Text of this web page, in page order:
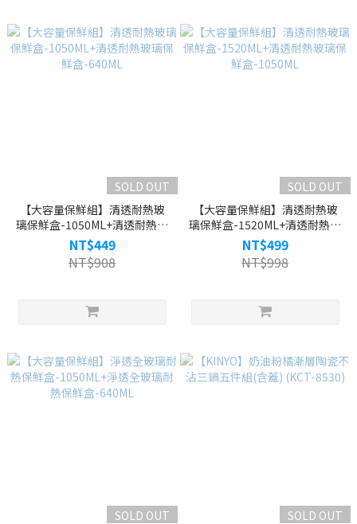
SOLD OUT
【大容量保鮮組】清透耐熱玻
璃保鮮盒-1050ML+清透耐熱玻
璃保鮮盒-640ML
NT$449
NT$908
SOLD OUT
【大容量保鮮組】清透耐熱玻
璃保鮮盒-1520ML+清透耐熱玻
璃保鮮盒-1050ML
NT$499
NT$998
SOLD OUT
SOLD OUT